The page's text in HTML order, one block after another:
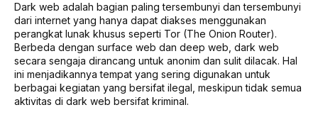
Dark web adalah bagian paling tersembunyi dan tersembunyi
dari internet yang hanya dapat diakses menggunakan
perangkat lunak khusus seperti Tor (The Onion Router).
Berbeda dengan surface web dan deep web, dark web
secara sengaja dirancang untuk anonim dan sulit dilacak. Hal
ini menjadikannya tempat yang sering digunakan untuk
berbagai kegiatan yang bersifat ilegal, meskipun tidak semua
aktivitas di dark web bersifat kriminal.